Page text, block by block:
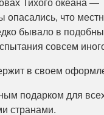
Тихого океана —
опасались, что
бывало в
совсем
в своем
подарком для
странами.